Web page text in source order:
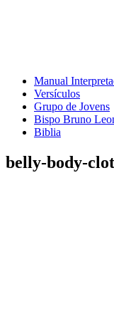
Manual
Versículos
Grupo de Jovens
Bispo Bruno
Biblia
belly-body-